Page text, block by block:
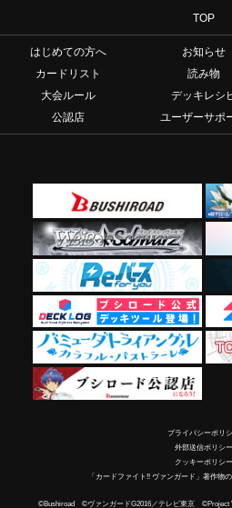
TOP
はじめての方へ お知らせ
カードリスト
読み物
大会ルール
デッキレシ
公認店
ユーザーサポ
プライバシーポリ
外部送信ポリシー
クッキーポリシー
「カードファイト!! ヴァンガード」著作物
©Bushiroad ©ヴァンガードG2016／テレビ東京 ©Project